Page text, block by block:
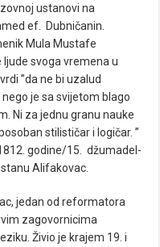
ustanovi na
ef. Dubničanin.
Mula Mustafe
ljude svoga vremena u
”da ne bi uzalud
je sa svijetom blago
Ni za jednu granu nauke
stilističar i logičar. ”
godine/15. džumadel-
Alifakovac.
jedan od reformatora
zagovornicima
Živio je krajem 19. i